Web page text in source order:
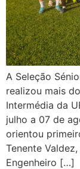
A Seleção
realizou mais
Intermédia da
julho a 07 de
orientou
Tenente
Engenheiro […]